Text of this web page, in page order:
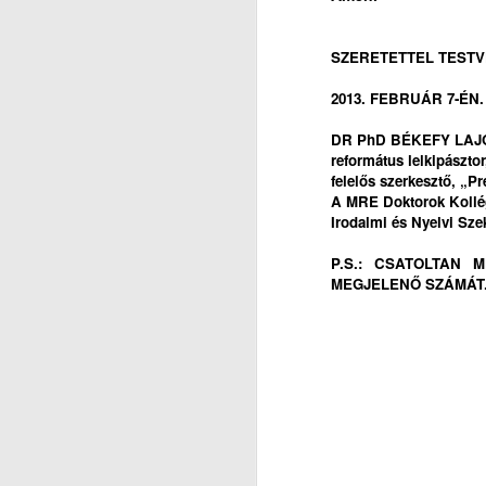
SZERETETTEL
2013. FEBRUÁR 7-ÉN.
DR PhD BÉKEFY
református
felelős szerkesztő,
A MRE Doktorok
Irodalmi és Nyelvi
P.S.: CSATOLTAN
MEGJELENŐ
A
a
18